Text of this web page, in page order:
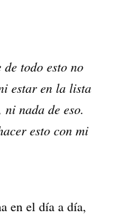
todo esto no
estar en la lista
ni nada de eso.
esto con mi
en el día a día,